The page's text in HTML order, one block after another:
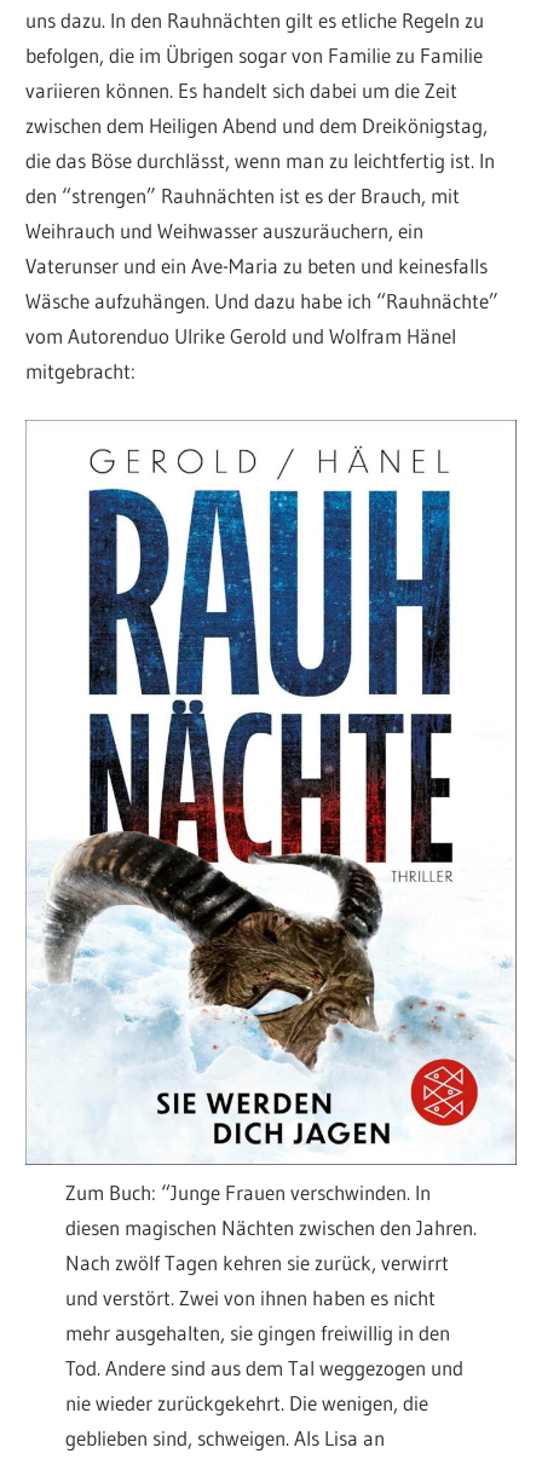
uns dazu. In den Rauhnächten gilt es etliche Regeln zu
befolgen, die im Übrigen sogar von Familie zu Familie
variieren können. Es handelt sich dabei um die Zeit
zwischen dem Heiligen Abend und dem Dreikönigstag,
die das Böse durchlässt, wenn man zu leichtfertig ist. In
den “strengen” Rauhnächten ist es der Brauch, mit
Weihrauch und Weihwasser auszuräuchern, ein
Vaterunser und ein Ave-Maria zu beten und keinesfalls
Wäsche aufzuhängen. Und dazu habe ich “Rauhnächte”
vom Autorenduo Ulrike Gerold und Wolfram Hänel
mitgebracht:
Zum Buch: “Junge Frauen verschwinden. In
diesen magischen Nächten zwischen den Jahren.
Nach zwölf Tagen kehren sie zurück, verwirrt
und verstört. Zwei von ihnen haben es nicht
mehr ausgehalten, sie gingen freiwillig in den
Tod. Andere sind aus dem Tal weggezogen und
nie wieder zurückgekehrt. Die wenigen, die
geblieben sind, schweigen. Als Lisa an